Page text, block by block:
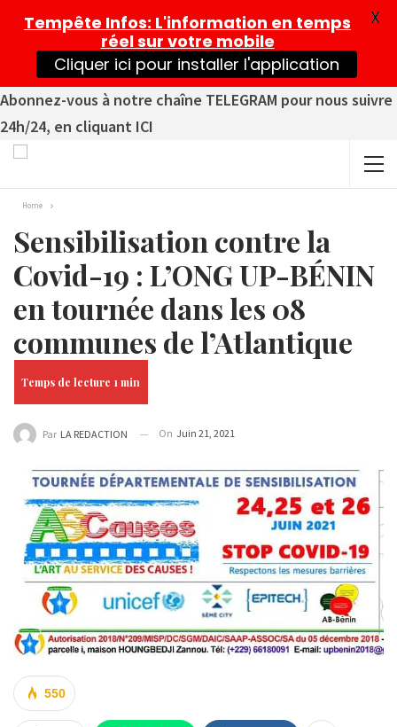
Abonnez-vous à notre chaîne TELEGRAM pour nous suivre
24h/24, en cliquant ICI
Home
Sensibilisation contre la
Covid-19 : L’ONG UP-BÉNIN
en tournée dans les 08
communes de l’Atlantique
Par LA REDACTION On Juin 21, 2021
550
Tempête Infos: L'information en temps
réel sur votre mobile
Cliquer ici pour installer l'application
X